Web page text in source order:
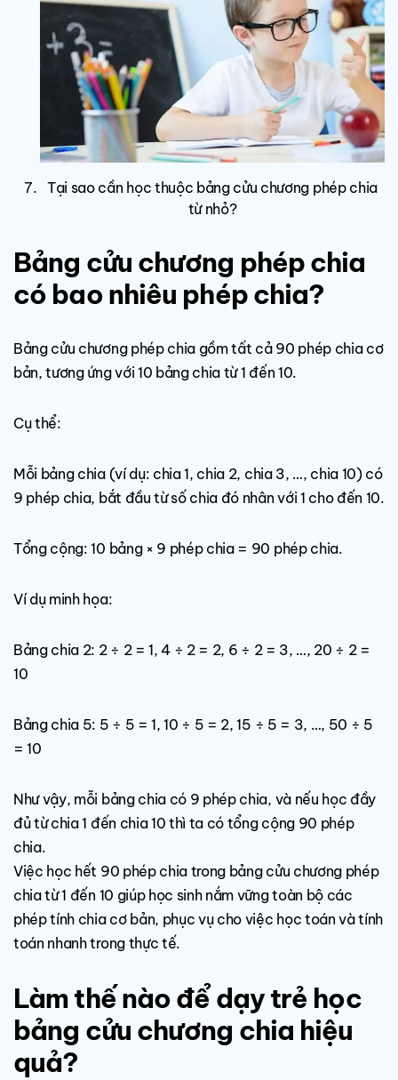
Tại sao cần học thuộc bảng cửu chương phép chia
từ nhỏ?
Bảng cửu chương phép chia
có bao nhiêu phép chia?
Bảng cửu chương phép chia gồm tất cả 90 phép chia cơ
bản, tương ứng với 10 bảng chia từ 1 đến 10.
Cụ thể:
Mỗi bảng chia (ví dụ: chia 1, chia 2, chia 3, …, chia 10) có
9 phép chia, bắt đầu từ số chia đó nhân với 1 cho đến 10.
Tổng cộng: 10 bảng × 9 phép chia = 90 phép chia.
Ví dụ minh họa:
Bảng chia 2: 2 ÷ 2 = 1, 4 ÷ 2 = 2, 6 ÷ 2 = 3, …, 20 ÷ 2 =
10
Bảng chia 5: 5 ÷ 5 = 1, 10 ÷ 5 = 2, 15 ÷ 5 = 3, …, 50 ÷ 5
= 10
Như vậy, mỗi bảng chia có 9 phép chia, và nếu học đầy
đủ từ chia 1 đến chia 10 thì ta có tổng cộng 90 phép
chia.
Việc học hết 90 phép chia trong bảng cửu chương phép
chia từ 1 đến 10 giúp học sinh nắm vững toàn bộ các
phép tính chia cơ bản, phục vụ cho việc học toán và tính
toán nhanh trong thực tế.
Làm thế nào để dạy trẻ học
bảng cửu chương chia hiệu
quả?